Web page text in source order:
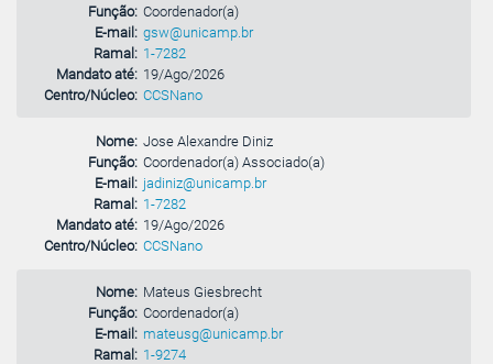
Função: Coordenador(a)
E-mail: gsw@unicamp.br
Ramal: 1-7282
Mandato até: 19/Ago/2026
Centro/Núcleo: CCSNano
Nome: Jose Alexandre Diniz
Função: Coordenador(a) Associado(a)
E-mail: jadiniz@unicamp.br
Ramal: 1-7282
Mandato até: 19/Ago/2026
Centro/Núcleo: CCSNano
Nome: Mateus Giesbrecht
Função: Coordenador(a)
E-mail: mateusg@unicamp.br
Ramal: 1-9274